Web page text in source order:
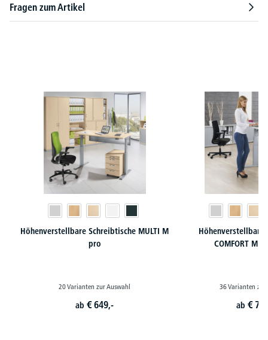
Fragen zum Artikel
Höhenverstellbare Schreibtische MULTI M
pro
20 Varianten zur Auswahl
ab€ 649,-
COMFORT
36 Varianten zur
ab€